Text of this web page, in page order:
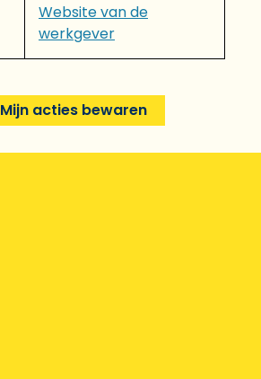
Website van de
werkgever
Mijn acties bewaren